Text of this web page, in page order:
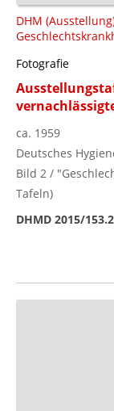
DHM
Fotografie
ca. 1959
Deutsches
Bild 2 /
Tafeln)
DHMD 2015/153.2